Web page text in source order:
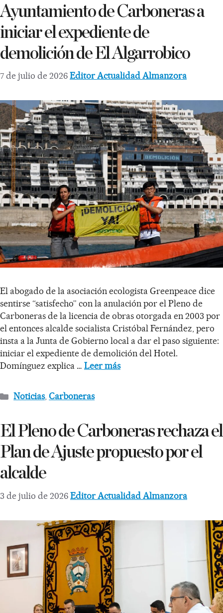
Ayuntamiento de Carboneras a
iniciar el expediente de
demolición de El Algarrobico
7 de julio de 2026Editor Actualidad Almanzora
El abogado de la asociación ecologista Greenpeace dice
sentirse “satisfecho” con la anulación por el Pleno de
Carboneras de la licencia de obras otorgada en 2003 por
el entonces alcalde socialista Cristóbal Fernández, pero
insta a la Junta de Gobierno local a dar el paso siguiente:
iniciar el expediente de demolición del Hotel.
Domínguez explica … Leer más
Noticias,Carboneras
El Pleno de Carboneras rechaza el
Plan de Ajuste propuesto por el
alcalde
3 de julio de 2026Editor Actualidad Almanzora